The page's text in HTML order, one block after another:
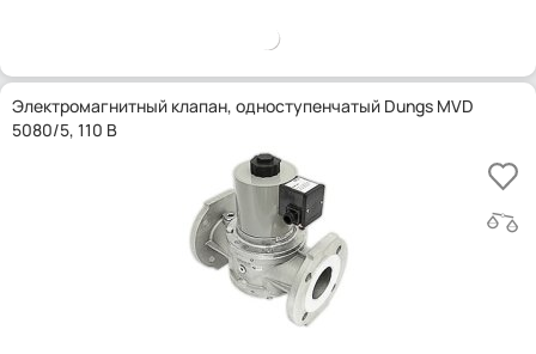
Электромагнитный клапан, одноступенчатый Dungs MVD
5080/5, 110 В